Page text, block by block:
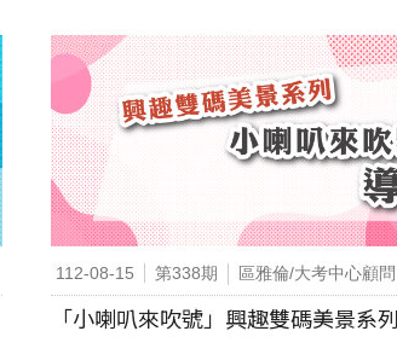
112-08-15 第338期 區雅倫/大考中心顧問
「小喇叭來吹號」興趣雙碼美景系列